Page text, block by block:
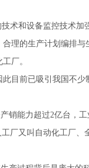
术和设备监控技术加
理的生产计划编排
厂。
目前已吸引我国不
销能力超过2亿台，
厂又叫自动化工厂、